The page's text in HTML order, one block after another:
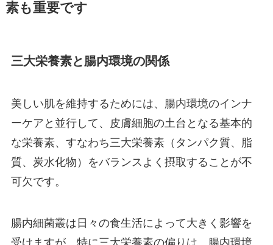
素も重要です
三大栄養素と腸内環境の関係
美しい肌を維持するためには、腸内環境のインナ
ーケアと並行して、皮膚細胞の土台となる基本的
な栄養素、すなわち三大栄養素（タンパク質、脂
質、炭水化物）をバランスよく摂取することが不
可欠です。
腸内細菌叢は日々の食生活によって大きく影響を
受けますが、特に三大栄養素の偏りは、腸内環境